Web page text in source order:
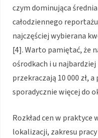
czym dominująca
całodziennego
najczęściej wybierana
[4]. Warto pamiętać, że
ośrodkach i u
przekraczają 10 000 zł,
sporadycznie więcej do
Rozkład cen w praktyce
lokalizacji, zakresu